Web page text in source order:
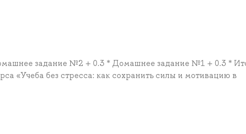
задание №2 + 0.3 * Домашнее задание №1 + 0.3 *
«Учеба без стресса: как сохранить силы и мотивацию в